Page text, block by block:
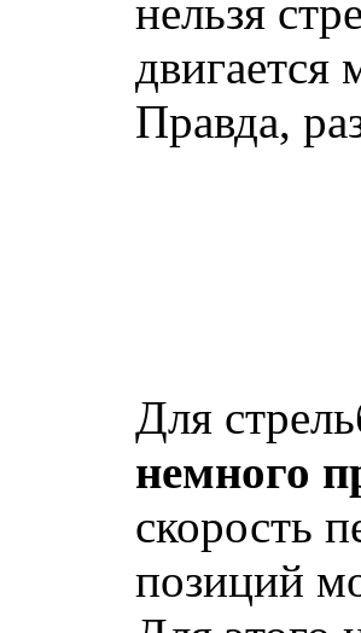
нельзя
двигается
Правда,
Для
немного
скорость
позиций